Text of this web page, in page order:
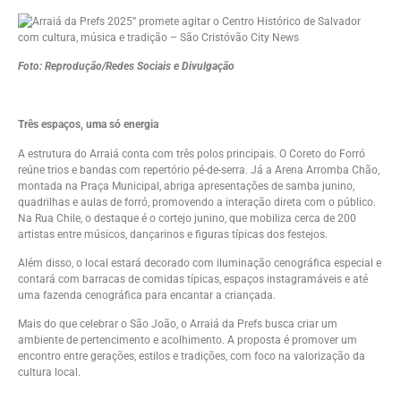
Foto: Reprodução/Redes Sociais e Divulgação
Três espaços, uma só energia
A estrutura do Arraiá conta com três polos principais. O Coreto do Forró
reúne trios e bandas com repertório pé-de-serra. Já a Arena Arromba Chão,
montada na Praça Municipal, abriga apresentações de samba junino,
quadrilhas e aulas de forró, promovendo a interação direta com o público.
Na Rua Chile, o destaque é o cortejo junino, que mobiliza cerca de 200
artistas entre músicos, dançarinos e figuras típicas dos festejos.
Além disso, o local estará decorado com iluminação cenográfica especial e
contará com barracas de comidas típicas, espaços instagramáveis e até
uma fazenda cenográfica para encantar a criançada.
Mais do que celebrar o São João, o Arraiá da Prefs busca criar um
ambiente de pertencimento e acolhimento. A proposta é promover um
encontro entre gerações, estilos e tradições, com foco na valorização da
cultura local.